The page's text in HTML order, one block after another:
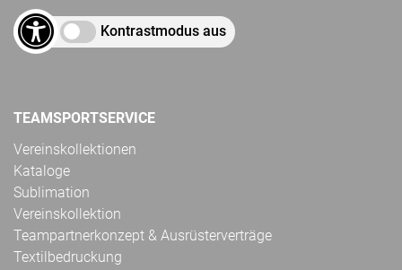
Kontrastmodus aus
TEAMSPORTSERVICE
Vereinskollektionen
Kataloge
Sublimation
Vereinskollektion
Teampartnerkonzept & Ausrüsterverträge
Textilbedruckung